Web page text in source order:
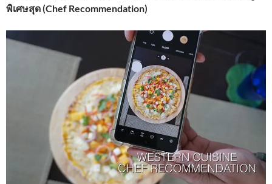
พิเศษสุด (Chef Recommendation)